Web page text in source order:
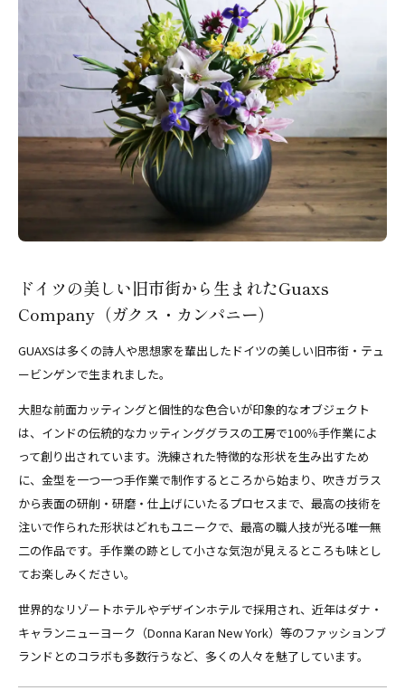
ドイツの美しい旧市街から生まれたGuaxs
Company（ガクス・カンパニー）
GUAXSは多くの詩人や思想家を輩出したドイツの美しい旧市街・テュ
ービンゲンで生まれました。
大胆な前面カッティングと個性的な色合いが印象的なオブジェクト
は、インドの伝統的なカッティンググラスの工房で100％手作業によ
って創り出されています。洗練された特徴的な形状を生み出すため
に、金型を一つ一つ手作業で制作するところから始まり、吹きガラス
から表面の研削・研磨・仕上げにいたるプロセスまで、最高の技術を
注いで作られた形状はどれもユニークで、最高の職人技が光る唯一無
二の作品です。手作業の跡として小さな気泡が見えるところも味とし
てお楽しみください。
世界的なリゾートホテルやデザインホテルで採用され、近年はダナ・
キャランニューヨーク（Donna Karan New York）等のファッションブ
ランドとのコラボも多数行うなど、多くの人々を魅了しています。